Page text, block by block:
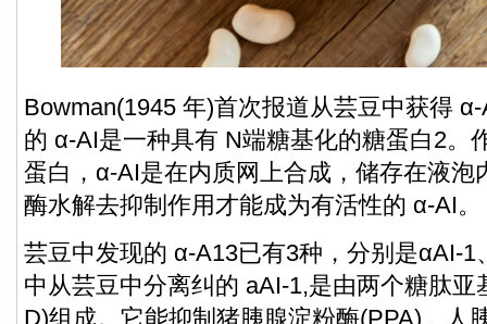
Bowman(1945 年)首次报道从芸豆中获得
的 α-AI是一种具有 N端糖基化的糖蛋白2。
蛋白，α-AI是在内质网上合成，储存在液泡
酶水解去抑制作用才能成为有活性的 α-AI。
芸豆中发现的 α-A13已有3种，分别是αAI-1
中从芸豆中分离纠的 aAI-1,是由两个糖肽亚
D)组成。它能抑制猪胰腺淀粉酶(PPA)、人